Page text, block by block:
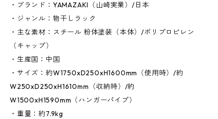
・ブランド：YAMAZAKI（山崎実業）/日本
・ジャンル：物干しラック
・主な素材：スチール 粉体塗装（本体）/ポリプロピレン
（キャップ）
・生産国：中国
・サイズ：約W1750xD250xH1600mm（使用時）/約
W250xD250xH1610mm（収納時）/約
W1500xH1590mm（ハンガーパイプ）
・重量：約7.9kg